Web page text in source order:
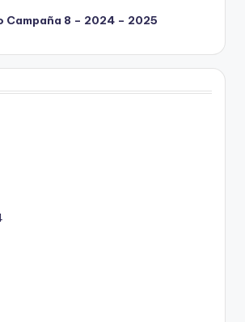
Campaña 8 – 2024 – 2025